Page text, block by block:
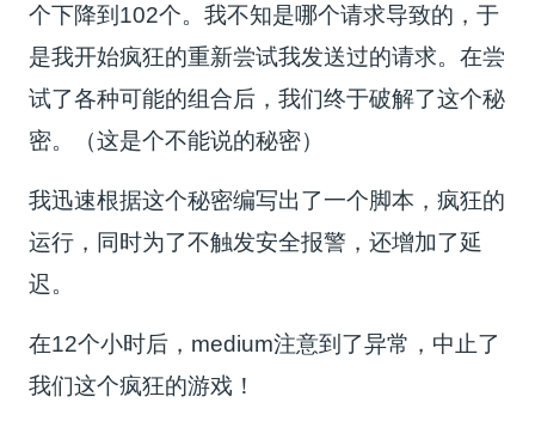
个下降到102个。我不知是哪个请求导致的，于
是我开始疯狂的重新尝试我发送过的请求。在尝
试了各种可能的组合后，我们终于破解了这个秘
密。（这是个不能说的秘密）
我迅速根据这个秘密编写出了一个脚本，疯狂的
运行，同时为了不触发安全报警，还增加了延
迟。
在12个小时后，medium注意到了异常，中止了
我们这个疯狂的游戏！